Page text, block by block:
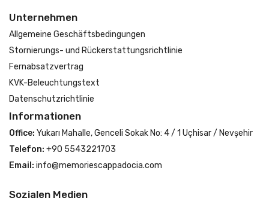
Unternehmen
Allgemeine Geschäftsbedingungen
Stornierungs- und Rückerstattungsrichtlinie
Fernabsatzvertrag
KVK-Beleuchtungstext
Datenschutzrichtlinie
Informationen
Office: Yukarı Mahalle, Genceli Sokak No: 4 / 1 Uçhisar / Nevşehir
Telefon: +90 5543221703
Email: info@memoriescappadocia.com
Sozialen Medien